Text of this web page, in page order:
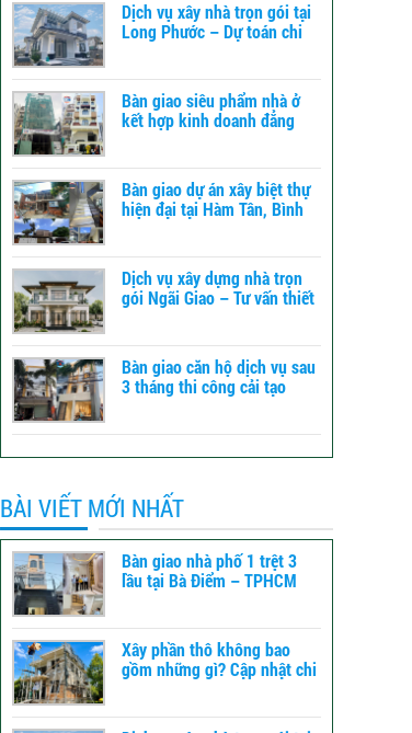
Dịch vụ xây nhà trọn gói tại
Long Phước – Dự toán chi
Bàn giao siêu phẩm nhà ở
kết hợp kinh doanh đẳng
Bàn giao dự án xây biệt thự
hiện đại tại Hàm Tân, Bình
Dịch vụ xây dựng nhà trọn
gói Ngãi Giao – Tư vấn thiết
Bàn giao căn hộ dịch vụ sau
3 tháng thi công cải tạo
BÀI VIẾT MỚI NHẤT
Bàn giao nhà phố 1 trệt 3
lầu tại Bà Điểm – TPHCM
Xây phần thô không bao
gồm những gì? Cập nhật chi